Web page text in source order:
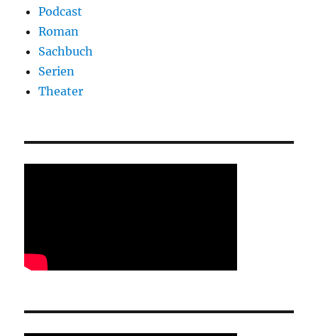
Podcast
Roman
Sachbuch
Serien
Theater